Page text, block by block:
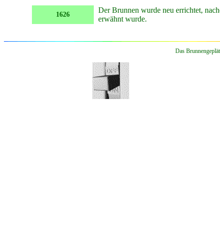
1626
Der Brunnen wurde neu errichtet,
erwähnt wurde.
Das